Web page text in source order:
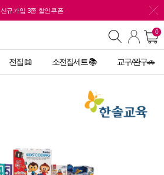
신규가입 3종 할인쿠폰
0
전집 📖 소전집세트 📚 교구/완구🚗